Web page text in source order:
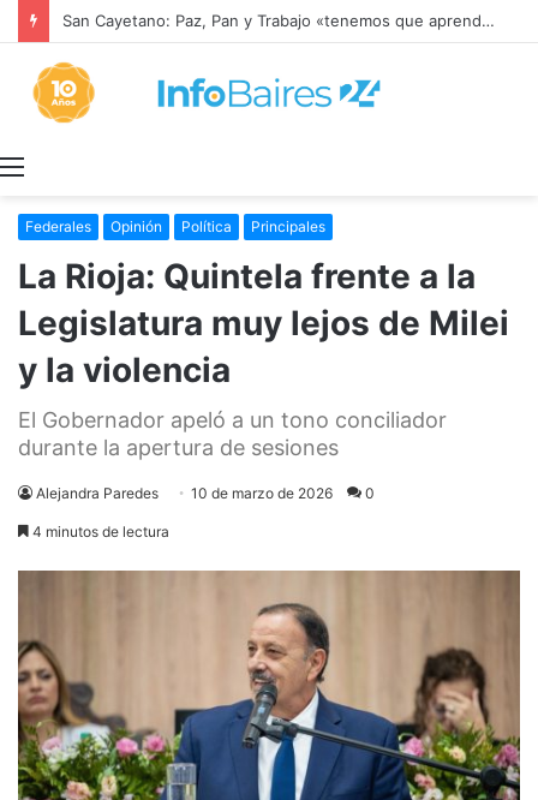
San Cayetano: Paz, Pan y Trabajo «tenemos que aprender a dialogar y a tratarnos bien» Mons. García Cuerva
Federales Opinión Política Principales
La Rioja: Quintela frente a la
Legislatura muy lejos de Milei
y la violencia
El Gobernador apeló a un tono conciliador
durante la apertura de sesiones
Alejandra Paredes 10 de marzo de 2026 0
4 minutos de lectura